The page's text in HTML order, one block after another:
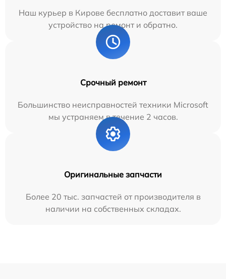
Наш курьер в Кирове бесплатно доставит ваше
устройство на ремонт и обратно.
Срочный ремонт
Большинство неисправностей техники Microsoft
мы устраняем в течение 2 часов.
Оригинальные запчасти
Более 20 тыс. запчастей от производителя в
наличии на собственных складах.